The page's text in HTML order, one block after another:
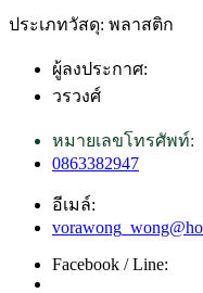
ประเภทวัสดุ: พลาสติก
ผู้ลงประกาศ:
วรวงศ์
หมายเลขโทรศัพท์:
0863382947
อีเมล์:
Facebook / Line: